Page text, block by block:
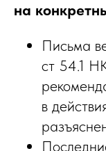
на
Письма
ст 54.1
в